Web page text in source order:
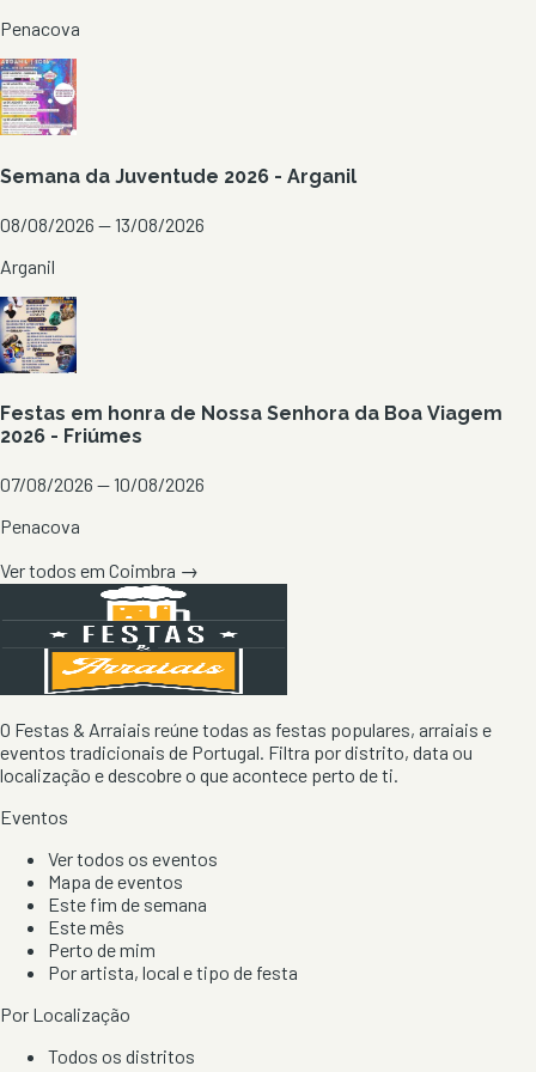
Penacova
Semana da Juventude 2026 - Arganil
08/08/2026 — 13/08/2026
Arganil
Festas em honra de Nossa Senhora da Boa Viagem
2026 - Friúmes
07/08/2026 — 10/08/2026
Penacova
Ver todos em Coimbra →
O Festas & Arraiais reúne todas as festas populares, arraiais e
eventos tradicionais de Portugal. Filtra por distrito, data ou
localização e descobre o que acontece perto de ti.
Eventos
Ver todos os eventos
Mapa de eventos
Este fim de semana
Este mês
Perto de mim
Por artista, local e tipo de festa
Por Localização
Todos os distritos